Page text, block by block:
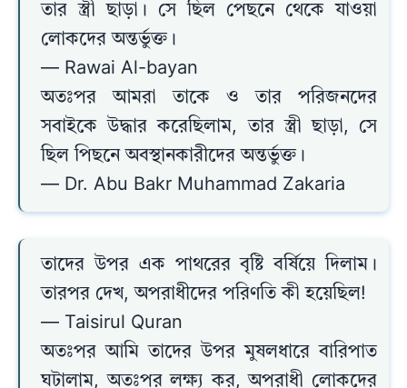
তার স্ত্রী ছাড়া। সে ছিল পেছনে থেকে যাওয়া
লোকদের অন্তর্ভুক্ত।
— Rawai Al-bayan
অতঃপর আমরা তাকে ও তার পরিজনদের
সবাইকে উদ্ধার করেছিলাম, তার স্ত্রী ছাড়া, সে
ছিল পিছনে অবস্থানকারীদের অন্তর্ভুক্ত।
— Dr. Abu Bakr Muhammad Zakaria
তাদের উপর এক পাথরের বৃষ্টি বর্ষিয়ে দিলাম।
তারপর দেখ, অপরাধীদের পরিণতি কী হয়েছিল!
— Taisirul Quran
অতঃপর আমি তাদের উপর মুষলধারে বারিপাত
ঘটালাম, অতঃপর লক্ষ্য কর, অপরাধী লোকদের